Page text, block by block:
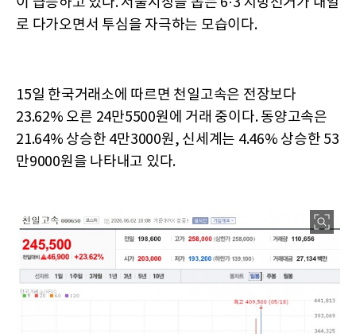
로 다가오면서 투심을 자극하는 모습이다.
15일 한국거래소에 따르면 천일고속은 전장보다
23.62% 오른 24만5500원에 거래 중이다. 동양고속은
21.64% 상승한 4만3000원, 신세계는 4.46% 상승한 53
만9000원을 나타내고 있다.